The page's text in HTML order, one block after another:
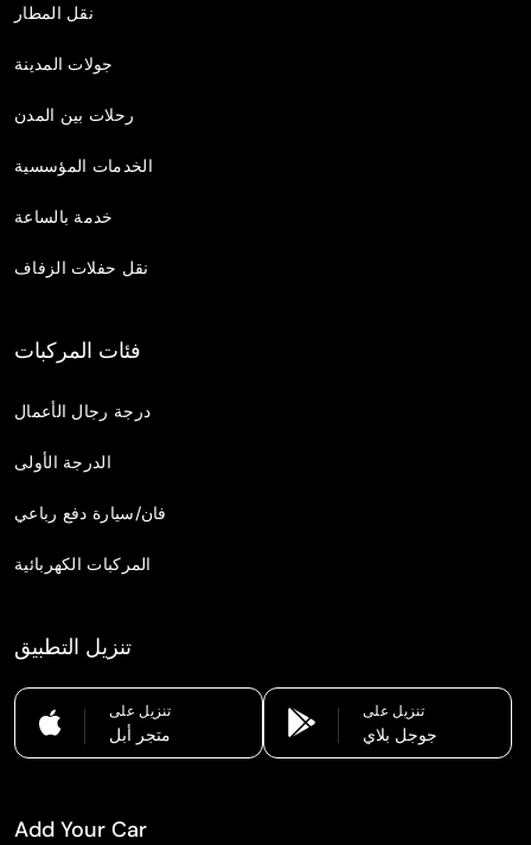
نقل المطار
جولات المدينة
رحلات بين المدن
الخدمات المؤسسية
خدمة بالساعة
نقل حفلات الزفاف
فئات المركبات
درجة رجال الأعمال
الدرجة الأولى
فان/سيارة دفع رباعي
المركبات الكهربائية
تنزيل التطبيق
تنزيل على
متجر أبل
تنزيل على
جوجل بلاي
Add Your Car